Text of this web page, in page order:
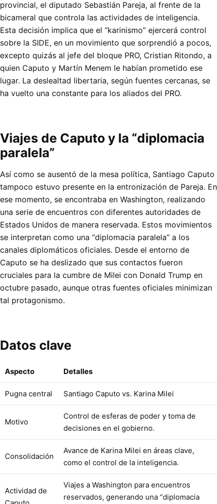
provincial, el diputado Sebastián Pareja, al frente de la
bicameral que controla las actividades de inteligencia.
Esta decisión implica que el “karinismo” ejercerá control
sobre la SIDE, en un movimiento que sorprendió a pocos,
excepto quizás al jefe del bloque PRO, Cristian Ritondo, a
quien Caputo y Martín Menem le habían prometido ese
lugar. La deslealtad libertaria, según fuentes cercanas, se
ha vuelto una constante para los aliados del PRO.
Viajes de Caputo y la “diplomacia
paralela”
Así como se ausentó de la mesa política, Santiago Caputo
tampoco estuvo presente en la entronización de Pareja. En
ese momento, se encontraba en Washington, realizando
una serie de encuentros con diferentes autoridades de
Estados Unidos de manera reservada. Estos movimientos
se interpretan como una “diplomacia paralela” a los
canales diplomáticos oficiales. Desde el entorno de
Caputo se ha deslizado que sus contactos fueron
cruciales para la cumbre de Milei con Donald Trump en
octubre pasado, aunque otras fuentes oficiales minimizan
tal protagonismo.
Datos clave
Aspecto Detalles
Pugna central Santiago Caputo vs. Karina Milei
Motivo
Control de esferas de poder y toma de
decisiones en el gobierno.
Consolidación
Avance de Karina Milei en áreas clave,
como el control de la inteligencia.
Actividad de
Viajes a Washington para encuentros
reservados, generando una “diplomacia